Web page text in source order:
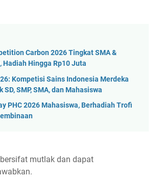
Carbon 2026 Tingkat SMA &
Hadiah Hingga Rp10 Juta
Kompetisi Sains Indonesia Merdeka
SD, SMP, SMA, dan Mahasiswa
PHC 2026 Mahasiswa, Berhadiah Trofi
mutlak dan dapat